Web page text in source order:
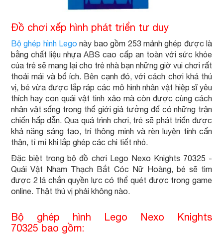
Đồ chơi xếp hình phát triển tư duy
Bộ ghép hình Lego này bao gồm 253 mảnh ghép được là
bằng chất liệu nhựa ABS cao cấp an toàn với sức khỏe
của trẻ sẽ mang lại cho trẻ nhà bạn những giờ vui chơi rất
thoải mái và bổ ích. Bên cạnh đó, với cách chơi khá thú
vị, bé vừa được lắp ráp các mô hình nhân vật hiệp sĩ yêu
thích hay con quái vật tinh xảo mà còn được cùng cách
nhân vật sống trong thế giới giả tưởng để có những trận
chiến hấp dẫn. Qua quá trình chơi, trẻ sẽ phát triển được
khả năng sáng tạo, trí thông minh và rèn luyện tính cẩn
thận, tỉ mỉ khi lắp ghép các chi tiết nhỏ.
Đặc biệt trong bộ đồ chơi Lego Nexo Knights 70325 -
Quái Vật Nham Thạch Bắt Cóc Nữ Hoàng, bé sẽ tìm
được 2 lá chắn quyền lực có thể quét được trong game
online. Thật thú vị phải không nào.
Bộ ghép hình Lego Nexo Knights
70325 bao gồm: